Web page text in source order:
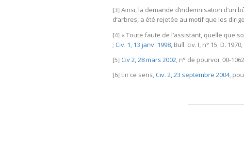
[3] Ainsi, la demande d’indemnisation d’un
d’arbres, a été rejetée au motif que les
[4] « Toute faute de l’assistant, quelle que
; Civ. 1, 13 janv. 1998, Bull. civ. I, n° 15. D.
[5] Civ 2, 28 mars 2002 , n° de pourvoi: 00-
[6] En ce sens, Civ. 2, 23 septembre 2004,